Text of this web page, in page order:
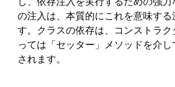
の注入は、本質的にこれを意味す
す。クラスの依存は、コンストラ
っては「セッター」メソッドを介し
されます。